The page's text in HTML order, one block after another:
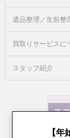
遺品整理／生前整
買取りサービスに
スタッフ紹介
【年